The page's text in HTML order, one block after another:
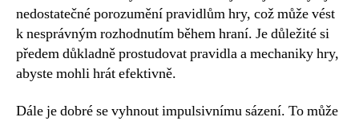
nedostatečné porozumění pravidlům hry, což může vést
k nesprávným rozhodnutím během hraní. Je důležité si
předem důkladně prostudovat pravidla a mechaniky hry,
abyste mohli hrát efektivně.
Dále je dobré se vyhnout impulsivnímu sázení. To může